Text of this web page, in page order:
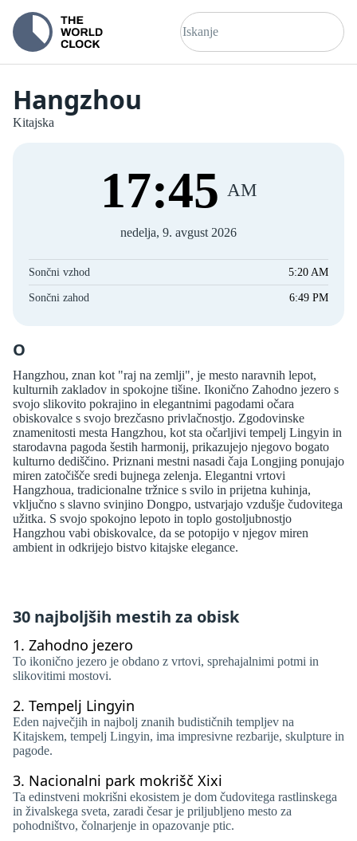
Hangzhou
Kitajska
17:46 AM
nedelja, 9. avgust 2026
Sončni vzhod 5:20 AM
Sončni zahod 6:49 PM
O
Hangzhou, znan kot "raj na zemlji", je mesto naravnih lepot,
kulturnih zakladov in spokojne tišine. Ikonično Zahodno jezero s
svojo slikovito pokrajino in elegantnimi pagodami očara
obiskovalce s svojo brezčasno privlačnostjo. Zgodovinske
znamenitosti mesta Hangzhou, kot sta očarljivi tempelj Lingyin in
starodavna pagoda šestih harmonij, prikazujejo njegovo bogato
kulturno dediščino. Priznani mestni nasadi čaja Longjing ponujajo
miren zatočišče sredi bujnega zelenja. Elegantni vrtovi
Hangzhoua, tradicionalne tržnice s svilo in prijetna kuhinja,
vključno s slavno svinjino Dongpo, ustvarjajo vzdušje čudovitega
užitka. S svojo spokojno lepoto in toplo gostoljubnostjo
Hangzhou vabi obiskovalce, da se potopijo v njegov miren
ambient in odkrijejo bistvo kitajske elegance.
30 najboljših mestih za obisk
1. Zahodno jezero
To ikonično jezero je obdano z vrtovi, sprehajalnimi potmi in
slikovitimi mostovi.
2. Tempelj Lingyin
Eden največjih in najbolj znanih budističnih templjev na
Kitajskem, tempelj Lingyin, ima impresivne rezbarije, skulpture in
pagode.
3. Nacionalni park mokrišč Xixi
Ta edinstveni mokrišni ekosistem je dom čudovitega rastlinskega
in živalskega sveta, zaradi česar je priljubljeno mesto za
pohodništvo, čolnarjenje in opazovanje ptic.